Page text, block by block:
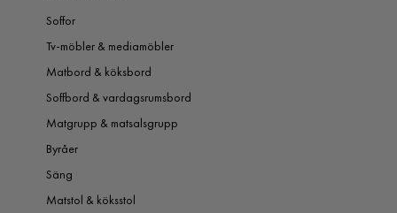
Soffor
Tv-möbler & mediamöbler
Matbord & köksbord
Soffbord & vardagsrumsbord
Matgrupp & matsalsgrupp
Byråer
Säng
Matstol & köksstol